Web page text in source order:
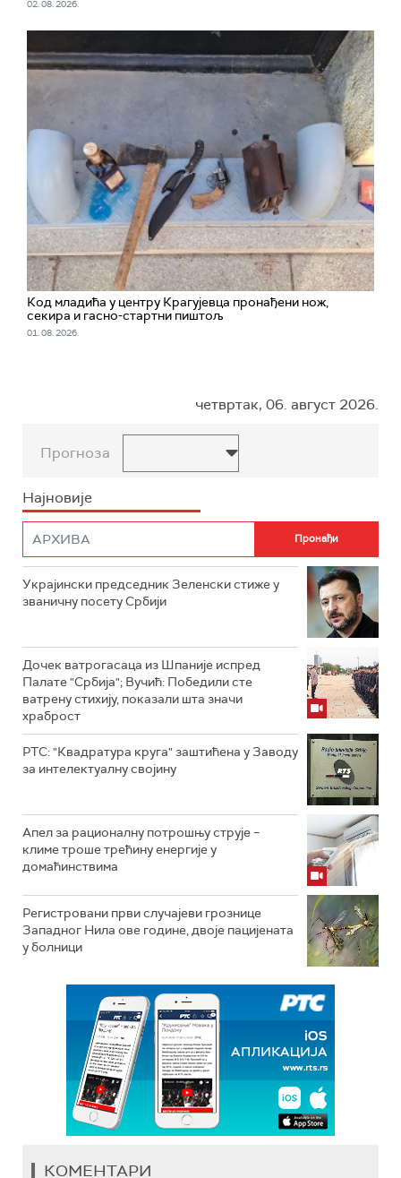
02. 08. 2026.
Код младића у центру Крагујевца пронађени нож,
секира и гасно-стартни пиштољ
01. 08. 2026.
четвртак, 06. август 2026.
Прогноза
Најновије
Украјински председник Зеленски стиже у
званичну посету Србији
Дочек ватрогасаца из Шпаније испред
Палате "Србија"; Вучић: Победили сте
ватрену стихију, показали шта значи
храброст
РТС: "Квадратура круга" заштићена у Заводу
за интелектуалну својину
Апел за рационалну потрошњу струје –
климе троше трећину енергије у
домаћинствима
Регистровани први случајеви грознице
Западног Нила ове године, двоје пацијената
у болници
КОМЕНТАРИ